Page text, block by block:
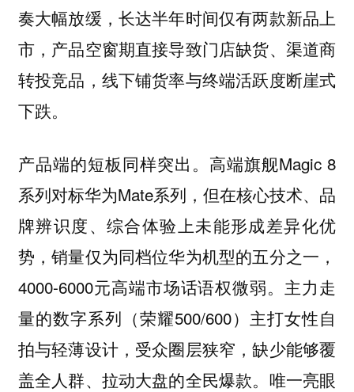
奏大幅放缓，长达半年时间仅有两款新品上
市，产品空窗期直接导致门店缺货、渠道商
转投竞品，线下铺货率与终端活跃度断崖式
下跌。
产品端的短板同样突出。高端旗舰Magic 8
系列对标华为Mate系列，但在核心技术、品
牌辨识度、综合体验上未能形成差异化优
势，销量仅为同档位华为机型的五分之一，
4000-6000元高端市场话语权微弱。主力走
量的数字系列（荣耀500/600）主打女性自
拍与轻薄设计，受众圈层狭窄，缺少能够覆
盖全人群、拉动大盘的全民爆款。唯一亮眼